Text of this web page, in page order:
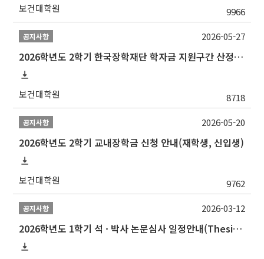
보건대학원 9966
공지사항
2026학년도 2학기 한국장학재단 학자금 지원구간 산정 신청 안내
보건대학원 8718
2026-05-27
공지사항
2026학년도 2학기 교내장학금 신청 안내(재학생, 신입생)
보건대학원 9762
2026-05-20
공지사항
2026학년도 1학기 석 · 박사 논문심사 일정안내(Thesis Defense Schedules)
2026-03-12